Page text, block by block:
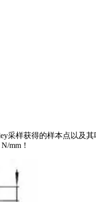
采样获得的样本点以及
mm！